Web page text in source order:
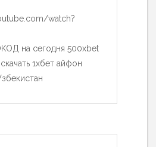
watch?
на сегодня 500xbet
1хбет айфон